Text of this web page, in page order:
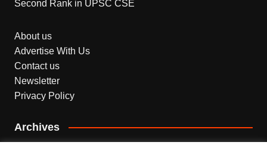
Second Rank in UPSC CSE
About us
Advertise With Us
Contact us
Newsletter
Privacy Policy
Archives